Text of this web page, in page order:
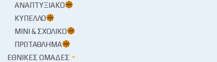
ΑΝΑΠΤΥΞΙΑΚΌ
ΚΎΠΕΛΛΟ
ΜΊΝΙ & ΣΧΟΛΙΚΌ
ΠΡΩΤΆΘΛΗΜΑ
ΕΘΝΙΚΈΣ ΟΜΆΔΕΣ